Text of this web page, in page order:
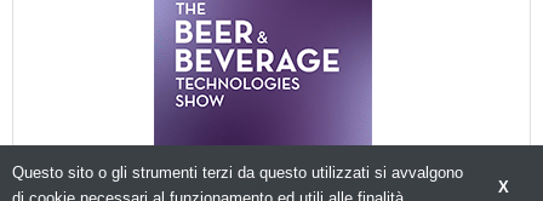
X
Questo sito o gli strumenti terzi da questo utilizzati si avvalgono